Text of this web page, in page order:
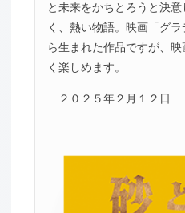
と未来をかちとろうと決
く、熱い物語。映画「グ
ら生まれた作品ですが、
く楽しめます。
２０２５年２月１２日